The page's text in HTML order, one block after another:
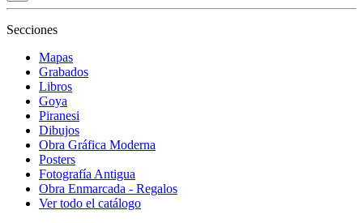
Secciones
Mapas
Grabados
Libros
Goya
Piranesi
Dibujos
Obra Gráfica Moderna
Posters
Fotografía Antigua
Obra Enmarcada - Regalos
Ver todo el catálogo